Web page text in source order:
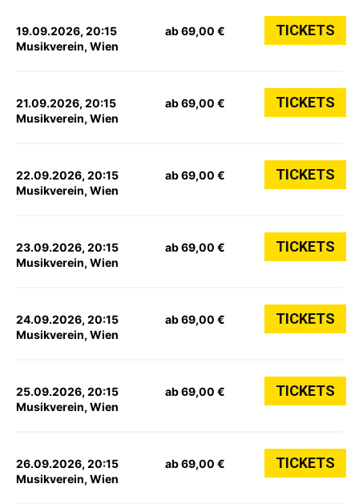
19.09.2026, 20:15
Musikverein, Wien
ab 69,00 € TICKETS
21.09.2026, 20:15
Musikverein, Wien
ab 69,00 € TICKETS
22.09.2026, 20:15
Musikverein, Wien
ab 69,00 € TICKETS
23.09.2026, 20:15
Musikverein, Wien
ab 69,00 € TICKETS
24.09.2026, 20:15
Musikverein, Wien
ab 69,00 € TICKETS
25.09.2026, 20:15
Musikverein, Wien
ab 69,00 € TICKETS
26.09.2026, 20:15
Musikverein, Wien
ab 69,00 € TICKETS